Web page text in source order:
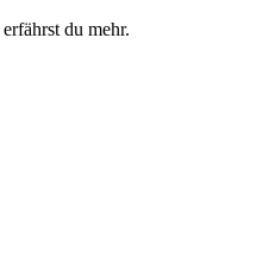
erfährst du mehr.